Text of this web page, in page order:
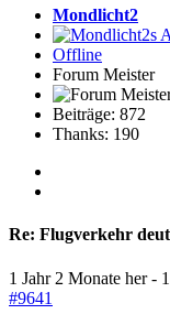
Mondlicht2
Offline
Forum Meister
Beiträge: 872
Thanks: 190
Re: Flugverkehr
1 Jahr 2 Monate her-
#9641